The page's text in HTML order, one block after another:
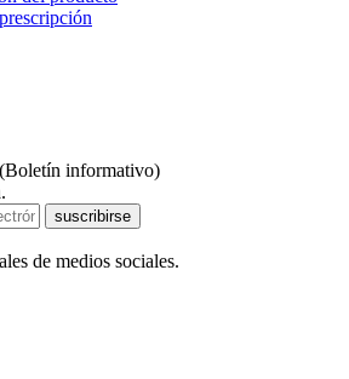
informativo)
suscribirse
de medios sociales.